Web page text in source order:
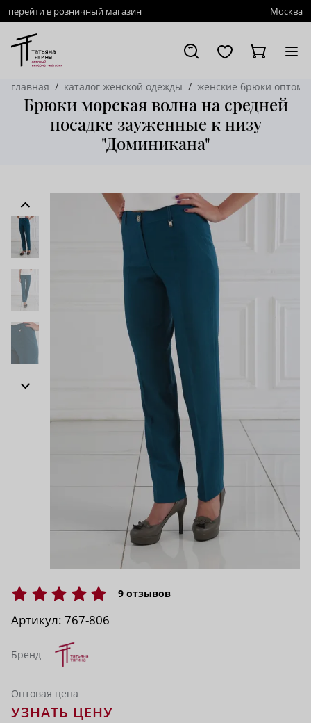
перейти в розничный магазин Москва
главная каталог женской одежды женские брюки оптом
Брюки морская волна на средней
посадке зауженные к низу
"Доминикана"
9 отзывов
Артикул: 767-806
Бренд
Оптовая цена
УЗНАТЬ ЦЕНУ